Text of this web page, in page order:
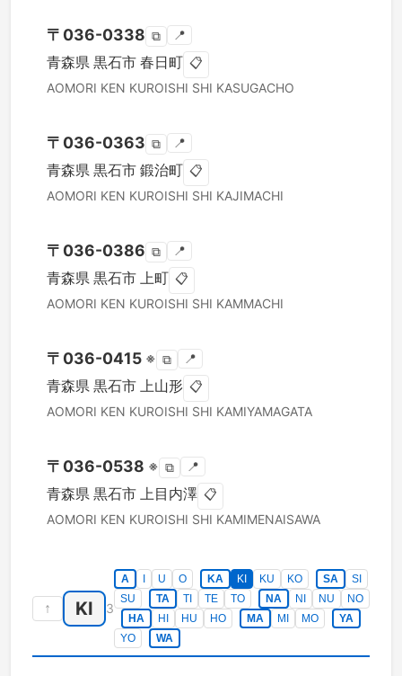
〒 036-0338 ⧉ 📍
青森県 黒石市 春日町 📋
AOMORI KEN KUROISHI SHI KASUGACHO
〒 036-0363 ⧉ 📍
青森県 黒石市 鍛治町 📋
AOMORI KEN KUROISHI SHI KAJIMACHI
〒 036-0386 ⧉ 📍
青森県 黒石市 上町 📋
AOMORI KEN KUROISHI SHI KAMMACHI
〒 036-0415 ※ ⧉ 📍
青森県 黒石市 上山形 📋
AOMORI KEN KUROISHI SHI KAMIYAMAGATA
〒 036-0538 ※ ⧉ 📍
青森県 黒石市 上目内澤 📋
AOMORI KEN KUROISHI SHI KAMIMENAISAWA
↑ KI 3
A U O KA KI KU KO SA
SI
SU
TA TI TE TO NA NI NU
NO
HA
HI HU HO MA MI MO
YA
YO
WA